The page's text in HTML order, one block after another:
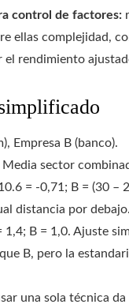
control de factores:
ellas complejidad,
el rendimiento
Empresa B (banco).
Media sector
= -0,71; B = (30 –
distancia por debajo.
1,4; B = 1,0. Ajuste
B, pero la
una sola técnica